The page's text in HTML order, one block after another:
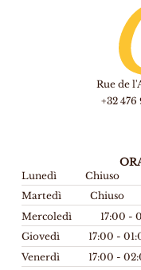
Rue de
+32 476
Lunedì
Chiuso
Martedì
Chiuso
Mercoledì
17:00 -
Giovedì
17:00 -
Venerdì
17:00 -